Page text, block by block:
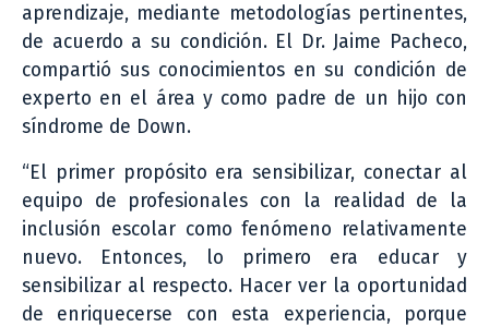
aprendizaje, mediante metodologías pertinentes,
de acuerdo a su condición. El Dr. Jaime Pacheco,
compartió sus conocimientos en su condición de
experto en el área y como padre de un hijo con
síndrome de Down.
“El primer propósito era sensibilizar, conectar al
equipo de profesionales con la realidad de la
inclusión escolar como fenómeno relativamente
nuevo. Entonces, lo primero era educar y
sensibilizar al respecto. Hacer ver la oportunidad
de enriquecerse con esta experiencia, porque